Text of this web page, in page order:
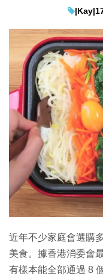
教學評測
EduTech
IT Times
生成式AI與雲端應用
Enterprise Digital
特集
|Kay|
近年不少家庭會選購
美食。據香港消委會
有樣本能全部通過 8